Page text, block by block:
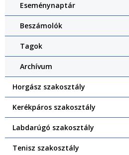
Eseménynaptár
Beszámolók
Tagok
Archívum
Horgász szakosztály
Kerékpáros szakosztály
Labdarúgó szakosztály
Tenisz szakosztály